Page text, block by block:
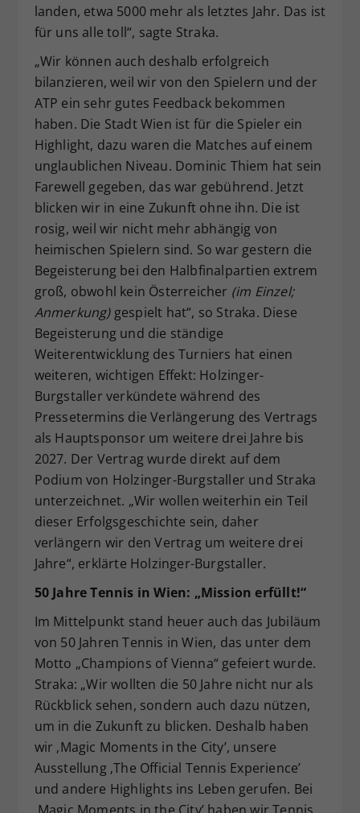
landen, etwa 5000 mehr als letztes Jahr. Das ist
für uns alle toll“, sagte Straka.
„Wir können auch deshalb erfolgreich
bilanzieren, weil wir von den Spielern und der
ATP ein sehr gutes Feedback bekommen
haben. Die Stadt Wien ist für die Spieler ein
Highlight, dazu waren die Matches auf einem
unglaublichen Niveau. Dominic Thiem hat sein
Farewell gegeben, das war gebührend. Jetzt
blicken wir in eine Zukunft ohne ihn. Die ist
rosig, weil wir nicht mehr abhängig von
heimischen Spielern sind. So war gestern die
Begeisterung bei den Halbfinalpartien extrem
groß, obwohl kein Österreicher (im Einzel;
Anmerkung)gespielt hat“, so Straka. Diese
Begeisterung und die ständige
Weiterentwicklung des Turniers hat einen
weiteren, wichtigen Effekt: Holzinger-
Burgstaller verkündete während des
Pressetermins die Verlängerung des Vertrags
als Hauptsponsor um weitere drei Jahre bis
2027. Der Vertrag wurde direkt auf dem
Podium von Holzinger-Burgstaller und Straka
unterzeichnet. „Wir wollen weiterhin ein Teil
dieser Erfolgsgeschichte sein, daher
verlängern wir den Vertrag um weitere drei
Jahre“, erklärte Holzinger-Burgstaller.
50 Jahre Tennis in Wien: „Mission erfüllt!“
Im Mittelpunkt stand heuer auch das Jubiläum
von 50 Jahren Tennis in Wien, das unter dem
Motto „Champions of Vienna“ gefeiert wurde.
Straka: „Wir wollten die 50 Jahre nicht nur als
Rückblick sehen, sondern auch dazu nützen,
um in die Zukunft zu blicken. Deshalb haben
wir ‚Magic Moments in the City’, unsere
Ausstellung ‚The Official Tennis Experience’
und andere Highlights ins Leben gerufen. Bei